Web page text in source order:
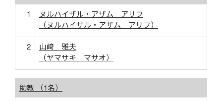
1
ヌルハイザル・アザム アリフ
（ヌルハイザル・アザム アリフ）
2
山﨑 雅夫
（ヤマサキ マサオ）
助教 （1名）